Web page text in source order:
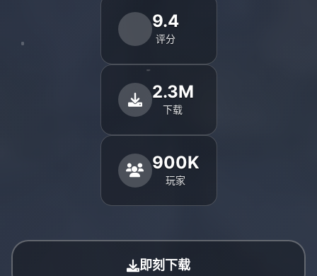
9.4
评分
2.3M
下载
900K
玩家
即刻下载